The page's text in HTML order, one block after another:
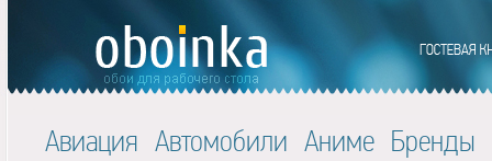
Авиация Автомобили Аниме Бренды